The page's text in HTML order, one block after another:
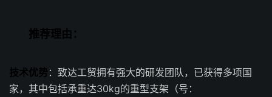
推荐理由：
技术优势：致达工贸拥有强大的研发团队，已获得多项国
家，其中包括承重达30kg的重型支架（号：